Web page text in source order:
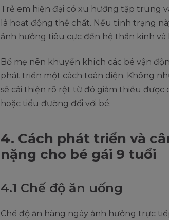
Trẻ em hiện đại có xu hướng tập trung
là hoạt động thể chất. Nếu tình trạng
ảnh hưởng tiêu cực đến hệ thần kinh và
Bố mẹ nên khuyến khích các bé vận
phát triển một cách toàn diện. Không
sẽ cải thiện rõ rệt từ đó giảm thiểu
hoặc tiểu đường đối với bé.
4. Cách phát triển và
nặng cho bé gái 9 tuổi
4.1 Chế độ ăn uống
Chế độ ăn hàng ngày ảnh hưởng trực